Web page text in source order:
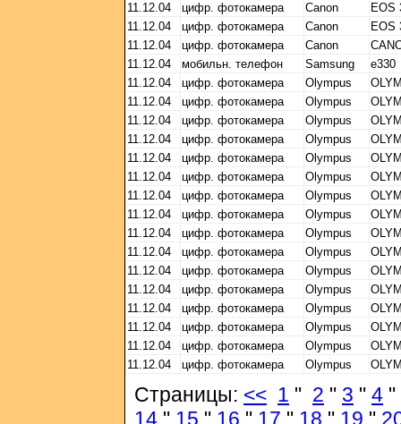
11.12.04
цифр. фотокамера Canon
EOS
11.12.04
цифр. фотокамера Canon
EOS
11.12.04
цифр. фотокамера Canon
11.12.04
мобильн. телефон Samsung
e330
11.12.04
цифр. фотокамера Olympus
11.12.04
цифр. фотокамера Olympus
11.12.04
цифр. фотокамера Olympus
11.12.04
цифр. фотокамера Olympus
11.12.04
цифр. фотокамера Olympus
11.12.04
цифр. фотокамера Olympus
11.12.04
цифр. фотокамера Olympus
11.12.04
цифр. фотокамера Olympus
11.12.04
цифр. фотокамера Olympus
11.12.04
цифр. фотокамера Olympus
11.12.04
цифр. фотокамера Olympus
11.12.04
цифр. фотокамера Olympus
11.12.04
цифр. фотокамера Olympus
11.12.04
цифр. фотокамера Olympus
11.12.04
цифр. фотокамера Olympus
11.12.04
цифр. фотокамера Olympus
Страницы: << 1 " 2 " 3 " 4 "
14 " 15 " 16 " 17 " 18 " 19 "